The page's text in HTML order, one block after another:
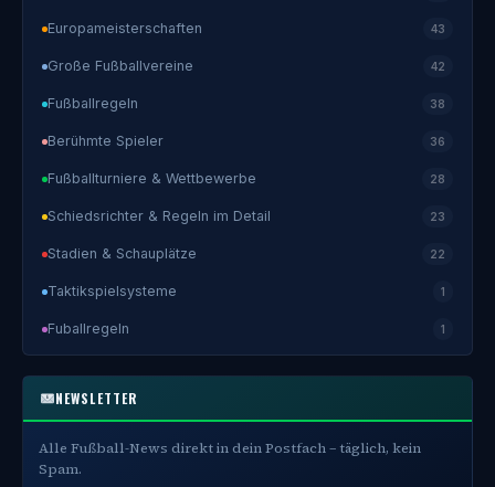
Europameisterschaften 43
Große Fußballvereine 42
Fußballregeln 38
Berühmte Spieler 36
Fußballturniere & Wettbewerbe 28
Schiedsrichter & Regeln im Detail 23
Stadien & Schauplätze 22
Taktikspielsysteme 1
Fuballregeln 1
NEWSLETTER
Alle Fußball-News direkt in dein Postfach – täglich, kein
Spam.